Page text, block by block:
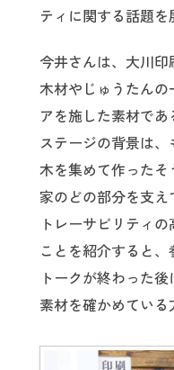
ティに関する話題を
今井さんは、大川印
木材やじゅうたん
アを施した素材で
ステージの背景は
木を集めて作った
家のどの部分を支え
トレーサビリティ
ことを紹介すると、
トークが終わった
素材を確かめている